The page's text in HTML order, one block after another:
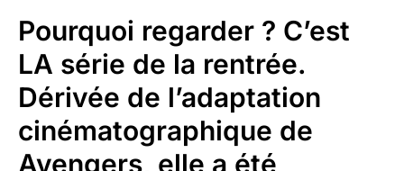
Pourquoi regarder ? C’est
LA série de la rentrée.
Dérivée de l’adaptation
cinématographique de
Avengers, elle a été